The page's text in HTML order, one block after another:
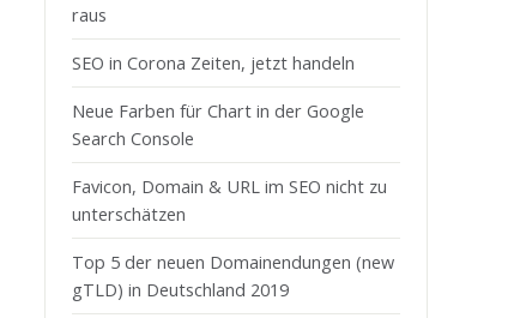
raus
SEO in Corona Zeiten, jetzt handeln
Neue Farben für Chart in der Google
Search Console
Favicon, Domain & URL im SEO nicht zu
unterschätzen
Top 5 der neuen Domainendungen (new
gTLD) in Deutschland 2019